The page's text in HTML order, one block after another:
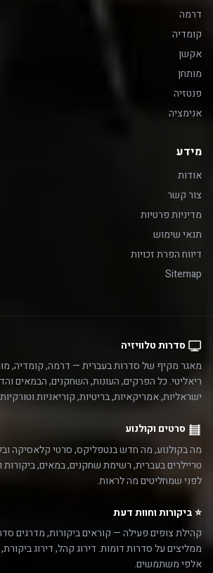
דרמה
קומדיה
אקשן
מותחן
פנטזיה
אנימציה
מידע
אודות
צור קשר
מדיניות פרטיות
תנאי שימוש
דיווח הפרת זכויות
Sitemap
סדרות טלוויזיה
מאגר מקיף של סדרות בעברית — דרמה, קומדיה,
ריאליטי. כל הפרקים, העונות, השחקנים, הבמאים
ישראליות, אמריקאיות, בריטיות, קוריאניות
סרטים וקולנוע
מה בקולנוע, מה חדש בנטפליקס, סרטי קלאסיקה
טריילרים בעברית, רשימת שחקנים, במאים,
לפני שמחליטים מה לראות.
⭐ ביקורות וחוות דעת
קהילת צופים פעילה — קוראים ביקורות, מדרגים
ממליצים על סדרות דומות. דירוג קהל, דירוג
אלפי משתמשים.